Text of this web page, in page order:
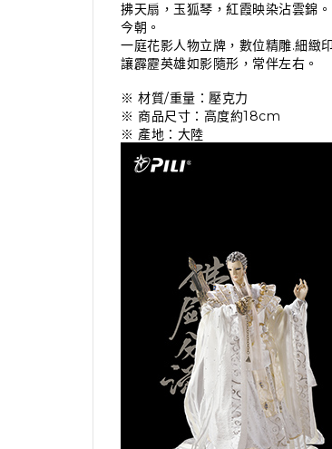
拂天扇，玉狐琴，紅霞映染沾雲錦
今朝。
一庭花影人物立牌，數位精雕.細緻
讓霹靂英雄如影隨形，常伴左右。
※ 材質/重量：壓克力
※ 商品尺寸：高度約18cm
※ 產地：大陸